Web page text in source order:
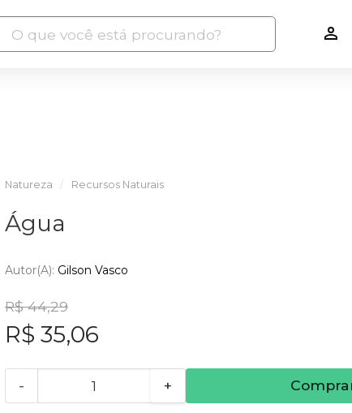
Natureza Recursos Naturais
Água
Autor(a): Gilson Vasco
R$ 44,29
R$ 35,06
- +